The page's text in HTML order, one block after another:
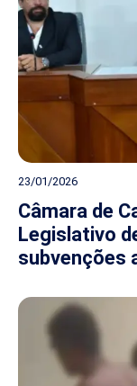
23/01/2026
Câmara de
Legislativo
subvenções